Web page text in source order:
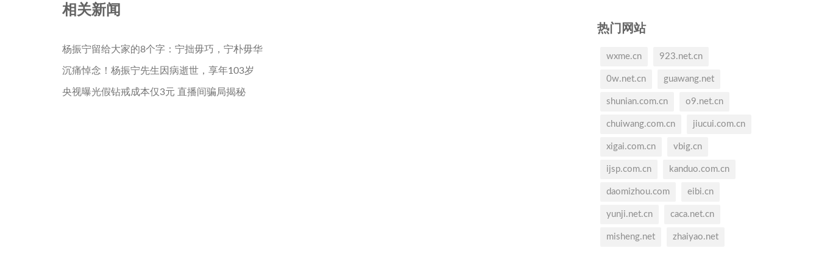
相关新闻
杨振宁留给大家的8个字：宁拙毋巧，宁朴毋华
沉痛悼念！杨振宁先生因病逝世，享年103岁
央视曝光假钻戒成本仅3元 直播间骗局揭秘
热门网站
wxme.cn 923.net.cn
0w.net.cn guawang.net
shunian.com.cn o9.net.cn
chuiwang.com.cn jiucui.com.cn
xigai.com.cn vbig.cn
ijsp.com.cn kanduo.com.cn
daomizhou.com eibi.cn
yunji.net.cn caca.net.cn
misheng.net zhaiyao.net